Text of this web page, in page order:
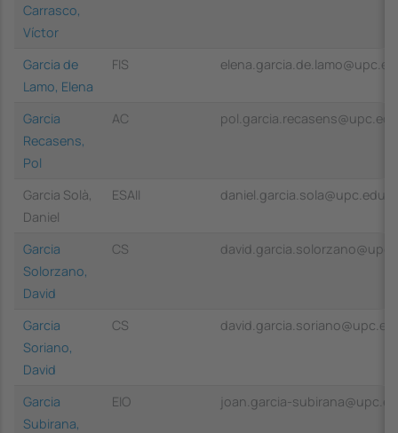
Carrasco,
Víctor
Garcia de
Lamo, Elena
FIS
Garcia
Recasens,
Pol
AC pol.garcia.recasens@upc.edu
Garcia Solà,
Daniel
ESAII daniel.garcia.sola@upc.edu
Garcia
Solorzano,
David
CS
Garcia
Soriano,
David
CS
Garcia
Subirana,
EIO joan.garcia-